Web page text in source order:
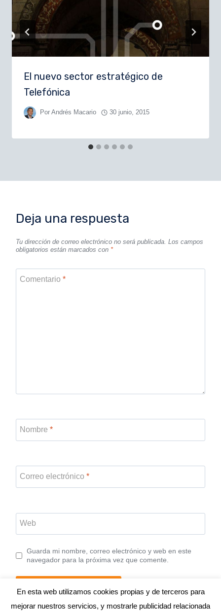
El nuevo sector estratégico de
Telefónica
Por Andrés Macario 30 junio, 2015
Deja una respuesta
Tu dirección de correo electrónico no será publicada. Los campos
obligatorios están marcados con *
Comentario *
Nombre *
Correo electrónico *
Web
Guarda mi nombre, correo electrónico y web en este
navegador para la próxima vez que comente.
En esta web utilizamos cookies propias y de terceros para
mejorar nuestros servicios, y mostrarle publicidad relacionada